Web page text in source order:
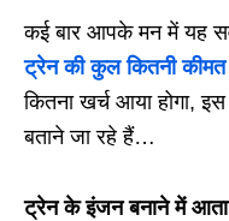
कई बार आपके मन में यह
ट्रेन की कुल कितनी कीमत
कितना खर्च आया होगा,
बताने जा रहे हैं…
ट्रेन के इंजन बनाने में